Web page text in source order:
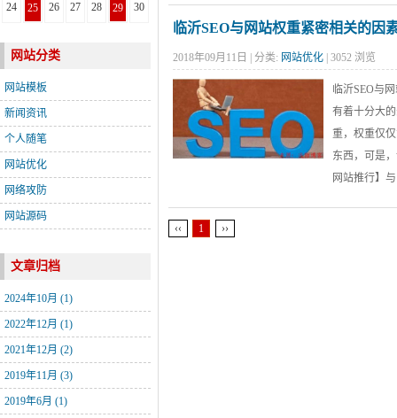
24 25 26 27 28 29 30
网站分类
网站模板
新闻资讯
个人随笔
网站优化
网络攻防
网站源码
文章归档
2024年10月 (1)
2022年12月 (1)
2021年12月 (2)
2019年11月 (3)
2019年6月 (1)
临沂SEO与网站权重紧密相关的因
2018年09月11日 | 分类: 网站优化 | 3052 浏览
临沂SEO与
有着十分大
重，权重仅
东西，可是
网站推行】
‹‹ 1 ››